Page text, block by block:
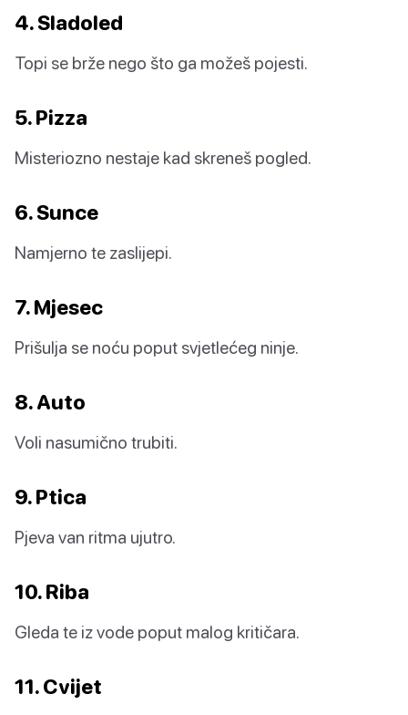
4. Sladoled
Topi se brže nego što ga možeš pojesti.
5. Pizza
Misteriozno nestaje kad skreneš pogled.
6. Sunce
Namjerno te zaslijepi.
7. Mjesec
Prišulja se noću poput svjetlećeg ninje.
8. Auto
Voli nasumično trubiti.
9. Ptica
Pjeva van ritma ujutro.
10. Riba
Gleda te iz vode poput malog kritičara.
11. Cvijet